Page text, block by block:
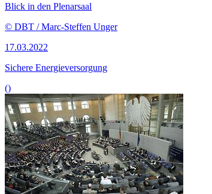
Blick in den Plenarsaal
© DBT / Marc-Steffen Unger
17.03.2022
Sichere Energieversorgung
()